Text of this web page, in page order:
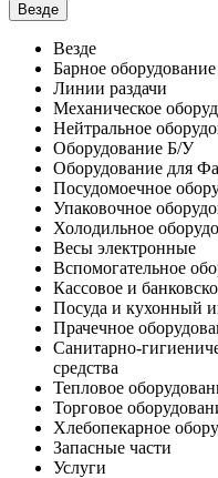
Везде
Везде
Барное оборудование
Линии раздачи
Механическое
Нейтральное
Оборудование Б/У
Оборудование для
Посудомоечное
Упаковочное
Холодильное
Весы электронные
Вспомогательное
Кассовое и
Посуда и кухонный
Прачечное
Санитарно-
средства
Тепловое
Торговое
Хлебопекарное
Запасные части
Услуги